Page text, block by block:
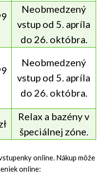
Neobmedzený
vstup od 5. apríla
do 26. októbra.
Neobmedzený
vstup od 5. apríla
do 26. októbra.
Relax a bazény v
špeciálnej zóne.
online. Nákup môže
online: